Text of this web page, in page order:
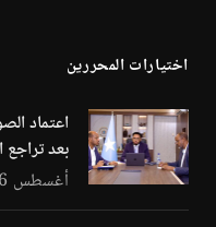
اختيارات المحررين
اعتماد
بعد تراجع التمويل
أغسطس 6, 2026